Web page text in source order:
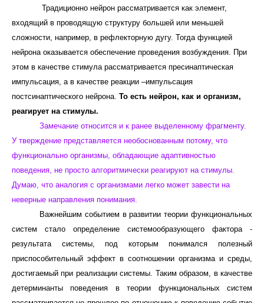
Традиционно нейрон рассматривается как элемент,
входящий в проводящую структуру большей или меньшей
сложности, например, в рефлекторную дугу. Тогда функцией
нейрона оказывается обеспечение проведения возбуждения. При
этом в качестве стимула рассматривается пресинаптическая
импульсация, а в качестве реакции –импульсация
постсинаптического нейрона. То есть нейрон, как и организм,
реагирует на стимулы.
Замечание относится и к ранее выделенному фрагменту.
У тверждение представляется необоснованным потому, что
функционально организмы, обладающие адаптивностью
поведения, не просто алгоритмически реагируют на стимулы.
Думаю, что аналогия с организмами легко может завести на
неверные направления понимания.
Важнейшим событием в развитии теории функциональных
систем стало определение системообразующего фактора -
результата системы, под которым понимался полезный
приспособительный эффект в соотношении организма и среды,
достигаемый при реализации системы. Таким образом, в качестве
детерминанты поведения в теории функциональных систем